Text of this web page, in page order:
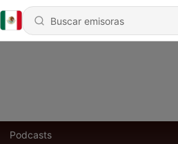
Podcasts